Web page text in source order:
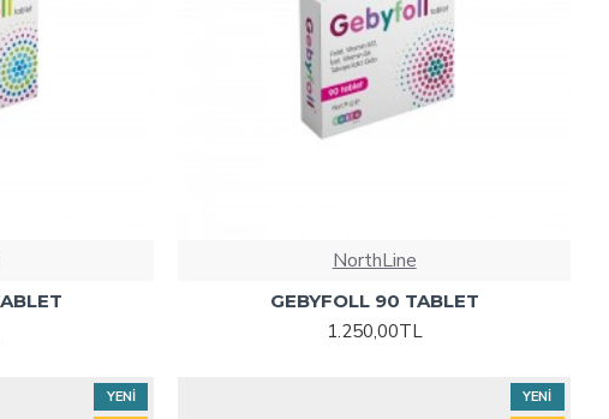
NorthLine
GEBYFOLL 90 TABLET
1.250,00TL
YENI
YENI